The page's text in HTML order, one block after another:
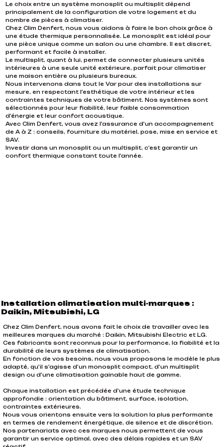
INSTALLATION DE CLIMATISATION À CANNES
Clim Denfert Saint Tropez est spécialisé dans l'installation de
systèmes de climatisation performants et autonomes. Les
climatiseurs réversibles restent le choix le plus populaire en
raison de leur double fonctionnalité (chauffage en hiver,
muraux et des conduits, parfaits pour les intérieurs modernes
ou rénovés. Cela permet à l'air de se diffuser simultanément
avec peu d'impact visuel. Pour les clients ayant des exigences
de conception strictes, nous proposons également des
climatiseurs Phantom Split, où seules des ouvertures murales
discrètes laissent passer l'air, obtenant ainsi un effet
totalement invisible. Toutes nos installations sont conçues
pour s'adapter à votre espace, à vos limites techniques et à
vos préférences esthétiques. La climatisation est désormais
un investissement durable qui permet d'ajouter de la valeur à
CLIMATISEUR À FENTE PHANTOM
parfaitement intégrée, confort inégalé
Les systèmes de conduits peuvent optimiser la distribution de
l'air dans plusieurs pièces grâce à un réseau de tuyaux cachés
dans le grenier ou le plafond. Ce type d'installation est
particulièrement populaire dans les maisons indépendantes et
les villas où la décoration intérieure est cruciale. La
climatisation gainable est silencieuse, stable et discrète, avec
une seule unité extérieure contrôlable pièce par pièce via
thermostat ou domotique, offrant un confort haut de gamme.
POMPES À CHALEUR PERFORMANTES ET
ÉCOLOGIQUES AVEC CLIM DENFERT SAINT-
TROPEZ
Pompes à chaleur air-eau et air-air à Cannes Les pompes à
chaleur sont la solution la plus écologique et la plus
économique pour chauffer ou refroidir votre maison. Chez Clim
Denfert Saint Tropez, nous installons des pompes à chaleur
air-air, qui fonctionnent comme des climatiseurs réversibles, et
des pompes à chaleur air-eau, adaptées aux systèmes de
chauffage hydrauliques (radiateurs ou plancher chauffant). En
capturant les calories de l'air extérieur, ces systèmes peuvent
générer efficacement de la chaleur ou de l'air frais. En plus de
réduire vos factures, vous bénéficiez d'un confort thermique
constant et d'un impact carbone réduit.
il peut fournir de l'énergie à votre réseau hydraulique et réaliser
d'importantes économies à long terme.
Le choix entre un système monosplit ou multisplit dépend
principalement de la configuration de votre logement et du
nombre de pièces à climatiser.
Chez Clim Denfert, nous vous aidons à faire le bon choix grâce à
une étude thermique personnalisée. Le monosplit est idéal pour
une pièce unique comme un salon ou une chambre. Il est discret,
performant et facile à installer.
Le multisplit, quant à lui, permet de connecter plusieurs unités
intérieures à une seule unité extérieure, parfait pour climatiser
une maison entière ou plusieurs bureaux.
Nous intervenons dans tout le Var pour des installations sur
mesure, en respectant l’esthétique de votre intérieur et les
contraintes techniques de votre bâtiment. Nos systèmes sont
sélectionnés pour leur fiabilité, leur faible consommation
d’énergie et leur confort acoustique.
Avec Clim Denfert, vous avez l’assurance d’un accompagnement
de A à Z : conseils, fourniture du matériel, pose, mise en service et
SAV.
Investir dans un monosplit ou un multisplit, c’est garantir un
confort thermique constant toute l’année.
Installation climatisation multi-marques :
Daikin, Mitsubishi, LG
Chez Clim Denfert, nous avons fait le choix de travailler avec les
meilleures marques du marché : Daikin, Mitsubishi Electric et LG.
Ces fabricants sont reconnus pour la performance, la fiabilité et la
durabilité de leurs systèmes de climatisation.
En fonction de vos besoins, nous vous proposons le modèle le plus
adapté, qu’il s’agisse d’un monosplit compact, d’un multisplit
design ou d’une climatisation gainable haut de gamme.
Chaque installation est précédée d’une étude technique
approfondie : orientation du bâtiment, surface, isolation,
contraintes extérieures.
Nous vous orientons ensuite vers la solution la plus performante
en termes de rendement énergétique, de silence et de discrétion.
Nos partenariats avec ces marques nous permettent de vous
garantir un service optimal, avec des délais rapides et un SAV